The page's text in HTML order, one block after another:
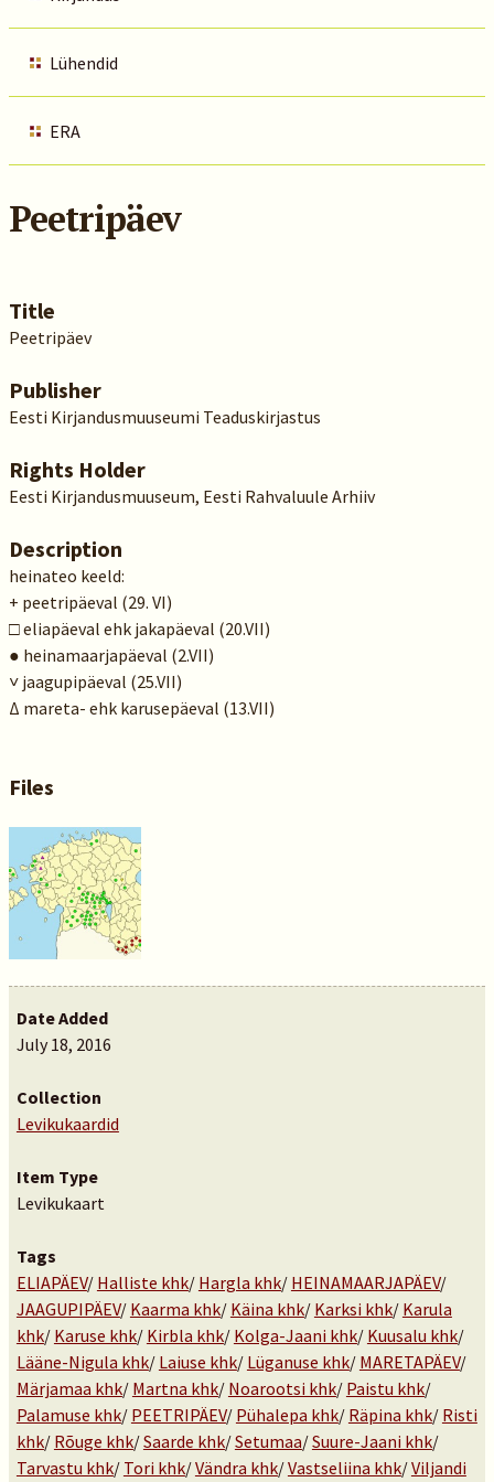
Lühendid
ERA
Peetripäev
Title
Peetripäev
Publisher
Eesti Kirjandusmuuseumi Teaduskirjastus
Rights Holder
Eesti Kirjandusmuuseum, Eesti Rahvaluule Arhiiv
Description
heinateo keeld:
+ peetripäeval (29. VI)
□ eliapäeval ehk jakapäeval (20.VII)
● heinamaarjapäeval (2.VII)
˅ jaagupipäeval (25.VII)
Δ mareta- ehk karusepäeval (13.VII)
Files
Date Added
July 18, 2016
Collection
Levikukaardid
Item Type
Levikukaart
Tags
ELIAPÄEV/ Halliste khk/ Hargla khk/ HEINAMAARJAPÄEV/
JAAGUPIPÄEV/ Kaarma khk/ Käina khk/ Karksi khk/ Karula
khk/ Karuse khk/ Kirbla khk/ Kolga-Jaani khk/ Kuusalu khk/
Lääne-Nigula khk/ Laiuse khk/ Lüganuse khk/ MARETAPÄEV/
Märjamaa khk/ Martna khk/ Noarootsi khk/ Paistu khk/
Palamuse khk/ PEETRIPÄEV/ Pühalepa khk/ Räpina khk/ Risti
khk/ Rõuge khk/Saarde khk/Setumaa/Suure-Jaani khk/
Tarvastu khk/ Tori khk/Vändra khk/Vastseliina khk/Viljandi